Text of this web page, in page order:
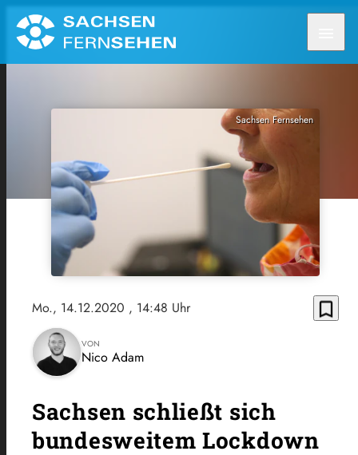
Sachsen Fernsehen
Mo., 14.12.2020 , 14:48 Uhr bookmark_border
VON
Nico Adam
Sachsen schließt sich
bundesweitem Lockdown